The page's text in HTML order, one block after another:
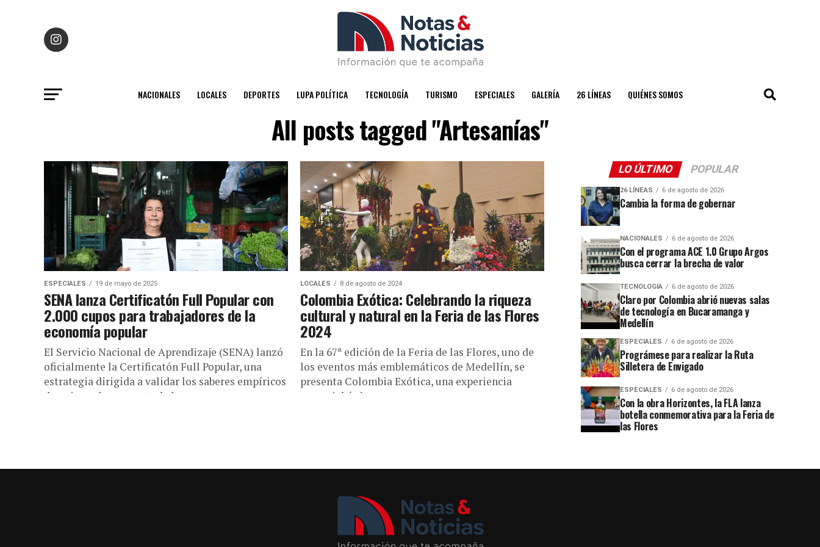
NACIONALES LOCALES DEPORTES LUPA POLÍTICA TECNOLOGÍA TURISMO ESPECIALES GALERÍA 26 LÍNEAS QUIÉNES SOMOS
All posts tagged "Artesanías"
ESPECIALES 19 de mayo de 2025
SENA lanza Certificatón Full Popular con
2.000 cupos para trabajadores de la
economía popular
El Servicio Nacional de Aprendizaje (SENA) lanzó
oficialmente la Certificatón Full Popular, una
estrategia dirigida a validar los saberes empíricos
de quienes hacen parte de la...
LOCALES 8 de agosto de 2024
Colombia Exótica: Celebrando la riqueza
cultural y natural en la Feria de las Flores
2024
En la 67ª edición de la Feria de las Flores, uno de
los eventos más emblemáticos de Medellín, se
presenta Colombia Exótica, una experiencia
sensorial única...
LO ÚLTIMO POPULAR
26 LÍNEAS 6 de agosto de 2026
Cambia la forma de gobernar
NACIONALES 6 de agosto de 2026
Con el programa ACE 1.0 Grupo Argos
busca cerrar la brecha de valor
TECNOLOGÍA 6 de agosto de 2026
Claro por Colombia abrió nuevas salas
de tecnología en Bucaramanga y
Medellín
ESPECIALES 6 de agosto de 2026
Prográmese para realizar la Ruta
Silletera de Envigado
ESPECIALES 6 de agosto de 2026
Con la obra Horizontes, la FLA lanza
botella conmemorativa para la Feria de
las Flores